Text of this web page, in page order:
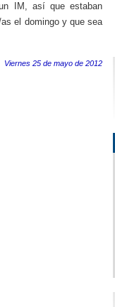
IM, así que estaban
el domingo y que sea
Viernes 25 de mayo de 2012